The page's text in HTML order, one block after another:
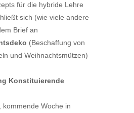
für die hybride Lehre
sich (wie viele andere
Brief an
(Beschaffung von
und Weihnachtsmützen)
Konstituierende
kommende Woche in